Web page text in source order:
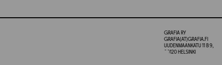
GRAFIA RY
GRAFIA(AT)GRAFIA.FI
UUDENMAANKATU 11 B 9,
00120 HELSINKI